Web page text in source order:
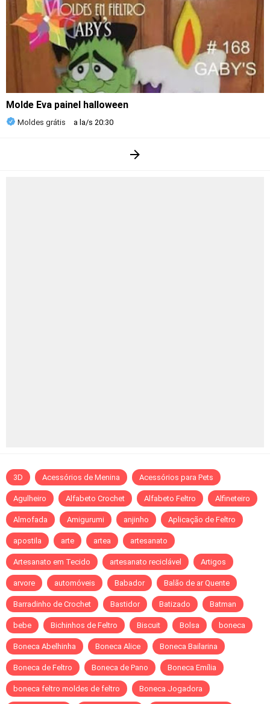
Molde Eva painel halloween
Moldes grátis a la/s 20:30
3D Acessórios de Menina Acessórios para Pets
Agulheiro Alfabeto Crochet Alfabeto Feltro Alfineteiro
Almofada Amigurumi anjinho Aplicação de Feltro
apostila arte artea artesanato
Artesanato em Tecido artesanato reciclável Artigos
arvore automóveis Babador Balão de ar Quente
Barradinho de Crochet Bastidor Batizado Batman
bebe Bichinhos de Feltro Biscuit Bolsa boneca
Boneca Abelhinha Boneca Alice Boneca Bailarina
Boneca de Feltro Boneca de Pano Boneca Emília
boneca feltro moldes de feltro Boneca Jogadora